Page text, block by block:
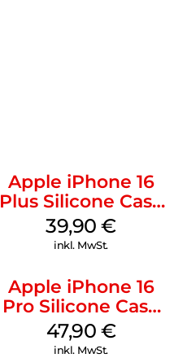
Apple iPhone 16
Plus Silicone Case
MagSafe Plum
39,90€
inkl. MwSt.
Apple iPhone 16
Pro Silicone Case
MagSafe Denim
47,90 €
inkl. MwSt.